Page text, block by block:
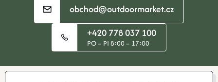
obchod@outdoormarket.cz
+420 778 037 100
PO – PI 8:00 – 17:00